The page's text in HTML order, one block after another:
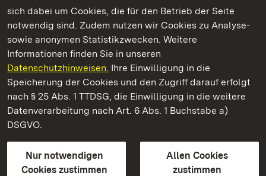
sich dabei um Cookies, die für den Betrieb der Seite
notwendig sind. Zudem nutzen wir Cookies zu Analyse-
sowie anonymen Statistikzwecken. Weitere
Informationen finden Sie in unseren
Datenschutzhinweisen. Ihre Einwilligung in die
Speicherung der Cookies und den Zugriff darauf erfolgt
nach § 25 Abs. 1 TTDSG, die Einwilligung in die weitere
Datenverarbeitung nach Art. 6 Abs. 1 Buchstabe a)
DSGVO.
Nur notwendigen
Cookies zustimmen
Allen Cookies
zustimmen
Schloss und Schlossgarten Weikersheim
Staatliche Schlösser und Gärten Baden-Württemberg
Kontakt
GebärdenspracheLeichte Sprache
Erklärung zur Barrierefreiheit
BITV-konform (geprüfte Seiten)